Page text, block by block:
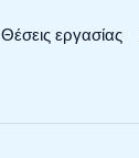
Θέσεις εργασίας